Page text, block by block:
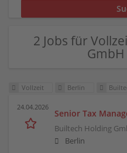
2 Jobs für
Vollzeit Berlin
24.04.2026
Senior Tax
Builtech Holding
Berlin